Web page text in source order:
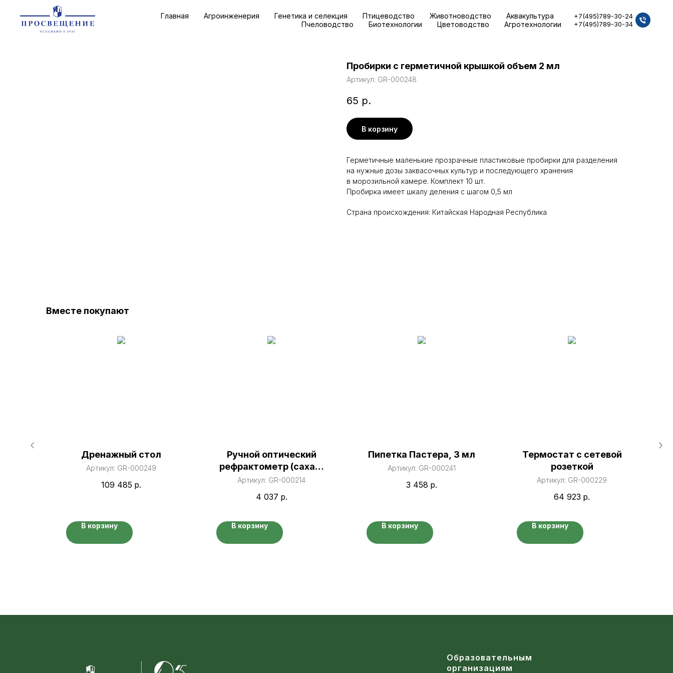
Главная Агроинженерия Генетика и селекция Птицеводство Животноводство
Аквакультура
Пчеловодство
Биотехнологии Цветоводство Агротехнологии
+7(495)789-30-24
+7(495)789-30-34
Пробирки с герметичной крышкой объем 2 мл
Артикул: GR-000248
65 р.
В корзину
Герметичные маленькие прозрачные пластиковые пробирки для разделения
на нужные дозы заквасочных культур и последующего хранения
в морозильной камере. Комплект 10 шт.
Пробирка имеет шкалу деления с шагом 0,5 мл
Страна происхождения: Китайская Народная Республика
Вместе покупают
Дренажный стол
Артикул: GR-000249
109 485 р.
В корзину
Ручной оптический
рефрактометр (сахар/
спирт)
Артикул: GR-000214
4 037 р.
В корзину
Пипетка Пастера, 3 мл
Артикул: GR-000241
3 458 р.
В корзину
Термостат с сетевой
розеткой
Артикул: GR-000229
64 923 р.
В корзину
Образовательным
организациям